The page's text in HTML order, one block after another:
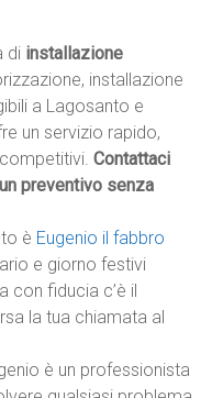
di installazione
installazione
a Lagosanto e
un servizio rapido,
competitivi.Contattaci
preventivo senza
è Eugenio il fabbro
e giorno festivi
con fiducia c’è il
la tua chiamata al
è un professionista